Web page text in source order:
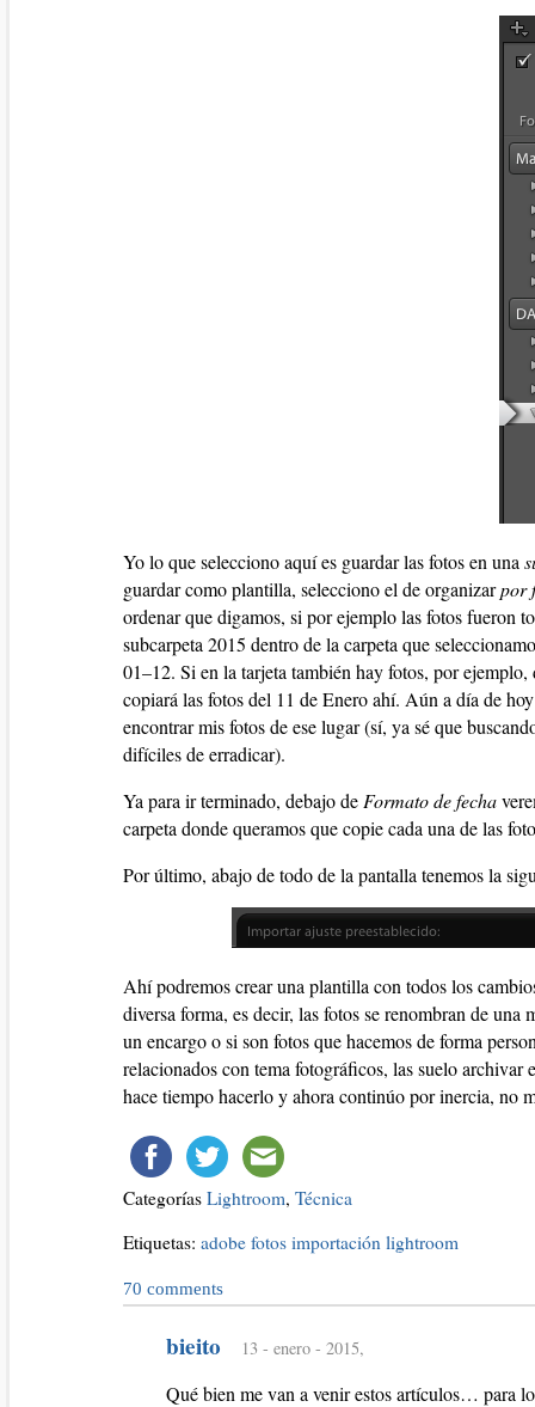
Yo lo que selecciono aquí es guardar las fotos en una
guardar como plantilla, selecciono el de organizarpor
ordenar que digamos, si por ejemplo las fotos fueron
subcarpeta 2015 dentro de la carpeta que
01–12. Si en la tarjeta también hay fotos, por
copiará las fotos del 11 de Enero ahí. Aún a día de
encontrar mis fotos de ese lugar (sí, ya sé que
difíciles de erradicar).
Ya para ir terminado, debajo de Formato de fecha
carpeta donde queramos que copie cada una de las
Por último, abajo de todo de la pantalla tenemos la
Ahí podremos crear una plantilla con todos los
diversa forma, es decir, las fotos se renombran de una
un encargo o si son fotos que hacemos de forma
relacionados con tema fotográficos, las suelo archivar
hace tiempo hacerlo y ahora continúo por inercia, no
Categorías Lightroom, Técnica
Etiquetas: adobe fotos importación lightroom
70 comments
bieito 13 - enero - 2015,
Qué bien me van a venir estos artículos… para